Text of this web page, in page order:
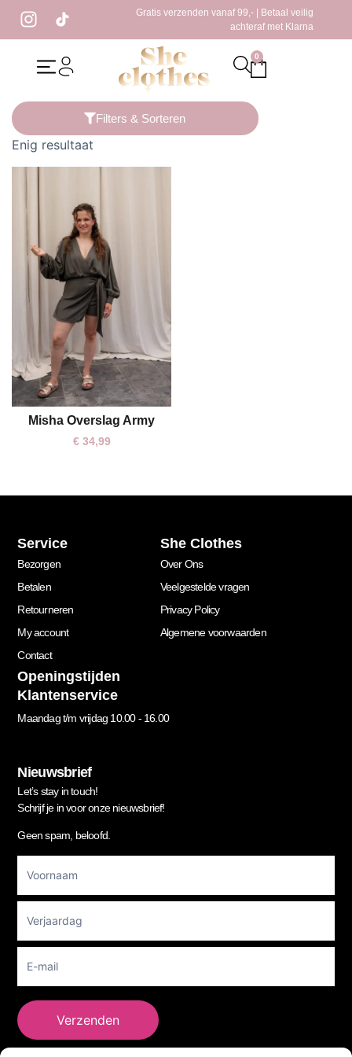
Gratis verzenden vanaf 99,- | Betaal veilig
achteraf met Klarna
0
/ Producten getagged “dames playsuit”
Filters & Sorteren
Enig resultaat
One size
Misha Overslag Army
€34,99
Service
Bezorgen
Betalen
Retourneren
My account
Contact
She Clothes
Over Ons
Veelgestelde vragen
Privacy Policy
Algemene voorwaarden
Openingstijden
Klantenservice
Maandag t/m vrijdag 10.00 - 16.00
Nieuwsbrief
Let’s stay in touch!
Schrijf je in voor onze nieuwsbrief!
Geen spam, beloofd.
Newsletter
Verzenden